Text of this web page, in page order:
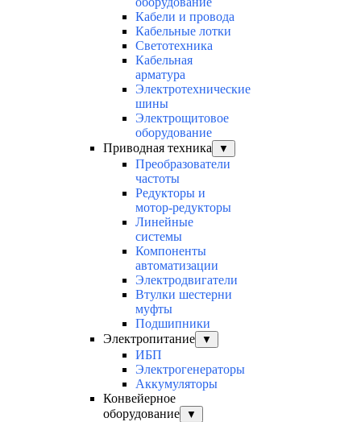
Кабели и провода
Кабельные лотки
Светотехника
Кабельная
арматура
Электротехнические
шины
Электрощитовое
оборудование
Приводная техника
▼
Преобразователи
частоты
Редукторы и
мотор-редукторы
Линейные
системы
Компоненты
автоматизации
Электродвигатели
Втулки шестерни
муфты
Подшипники
Электропитание
▼
ИБП
Электрогенераторы
Аккумуляторы
Конвейерное
оборудование
▼